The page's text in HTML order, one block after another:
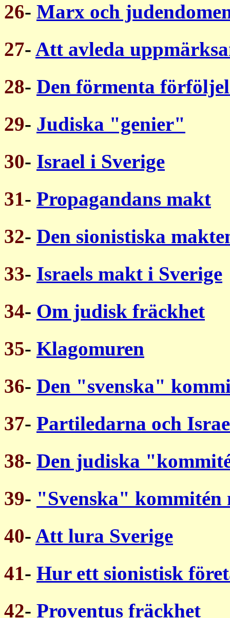
26- Marx och
27- Att avleda
28- Den förmenta
29- Judiska "genier"
30- Israel i Sverige
31- Propagandans makt
32- Den sionistiska
33- Israels makt i Sverige
34- Om judisk fräckhet
35- Klagomuren
36- Den "svenska"
37- Partiledarna och
38- Den judiska
39- "Svenska" kommitén
40- Att lura Sverige
41- Hur ett sionistisk
42- Proventus fräckhet